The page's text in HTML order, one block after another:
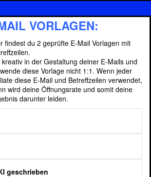
VORLAGEN:
findest du 2 geprüfte E-Mail Vorlagen mit
kreativ in der Gestaltung deiner E-Mails und
diese Vorlage nicht 1:1. Wenn jeder
diese E-Mail und Betreffzeilen verwendet,
wird deine Öffnungsrate und somit deine
darunter leiden.
geschrieben